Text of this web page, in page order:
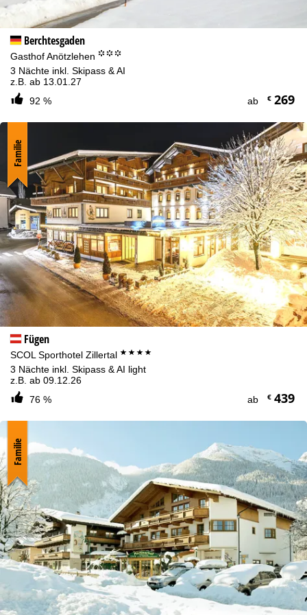
Berchtesgaden
Gasthof Anötzlehen °°°
3 Nächte inkl. Skipass & AI
z.B. ab 13.01.27
92 %
ab €269
Fügen
SCOL Sporthotel Zillertal ****
3 Nächte inkl. Skipass & AI light
z.B. ab 09.12.26
76 %
ab €439
Familie
Familie